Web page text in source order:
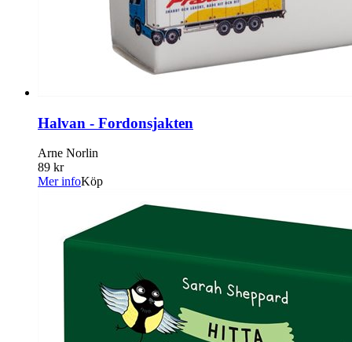
Halvan - Fordonsjakten
Arne Norlin
89 kr
Mer infoKöp